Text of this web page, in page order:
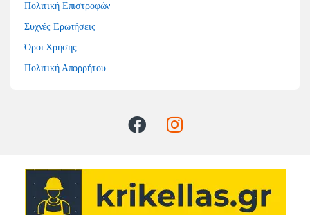
Πολιτική Επιστροφών
Συχνές Ερωτήσεις
Όροι Χρήσης
Πολιτική Απορρήτου